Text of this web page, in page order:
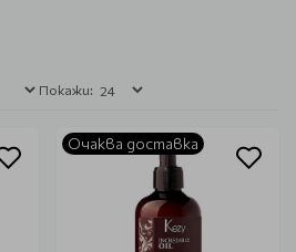
Покажи:
Очаква доставка